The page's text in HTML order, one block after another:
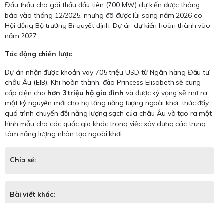
Đấu thầu cho gói thầu đầu tiên (700 MW) dự kiến được thông
báo vào tháng 12/2025, nhưng đã được lùi sang năm 2026 do
Hội đồng Bộ trưởng Bỉ quyết định. Dự án dự kiến hoàn thành vào
năm 2027.
Tác động chiến lược
Dự án nhận được khoản vay 705 triệu USD từ Ngân hàng Đầu tư
châu Âu (EIB). Khi hoàn thành, đảo Princess Elisabeth sẽ cung
cấp điện cho hơn 3 triệu hộ gia đình và được kỳ vọng sẽ mở ra
một kỷ nguyên mới cho hạ tầng năng lượng ngoài khơi, thúc đẩy
quá trình chuyển đổi năng lượng sạch của châu Âu và tạo ra một
hình mẫu cho các quốc gia khác trong việc xây dựng các trung
tâm năng lượng nhân tạo ngoài khơi.
Chia sẻ:
Bài viết khác: